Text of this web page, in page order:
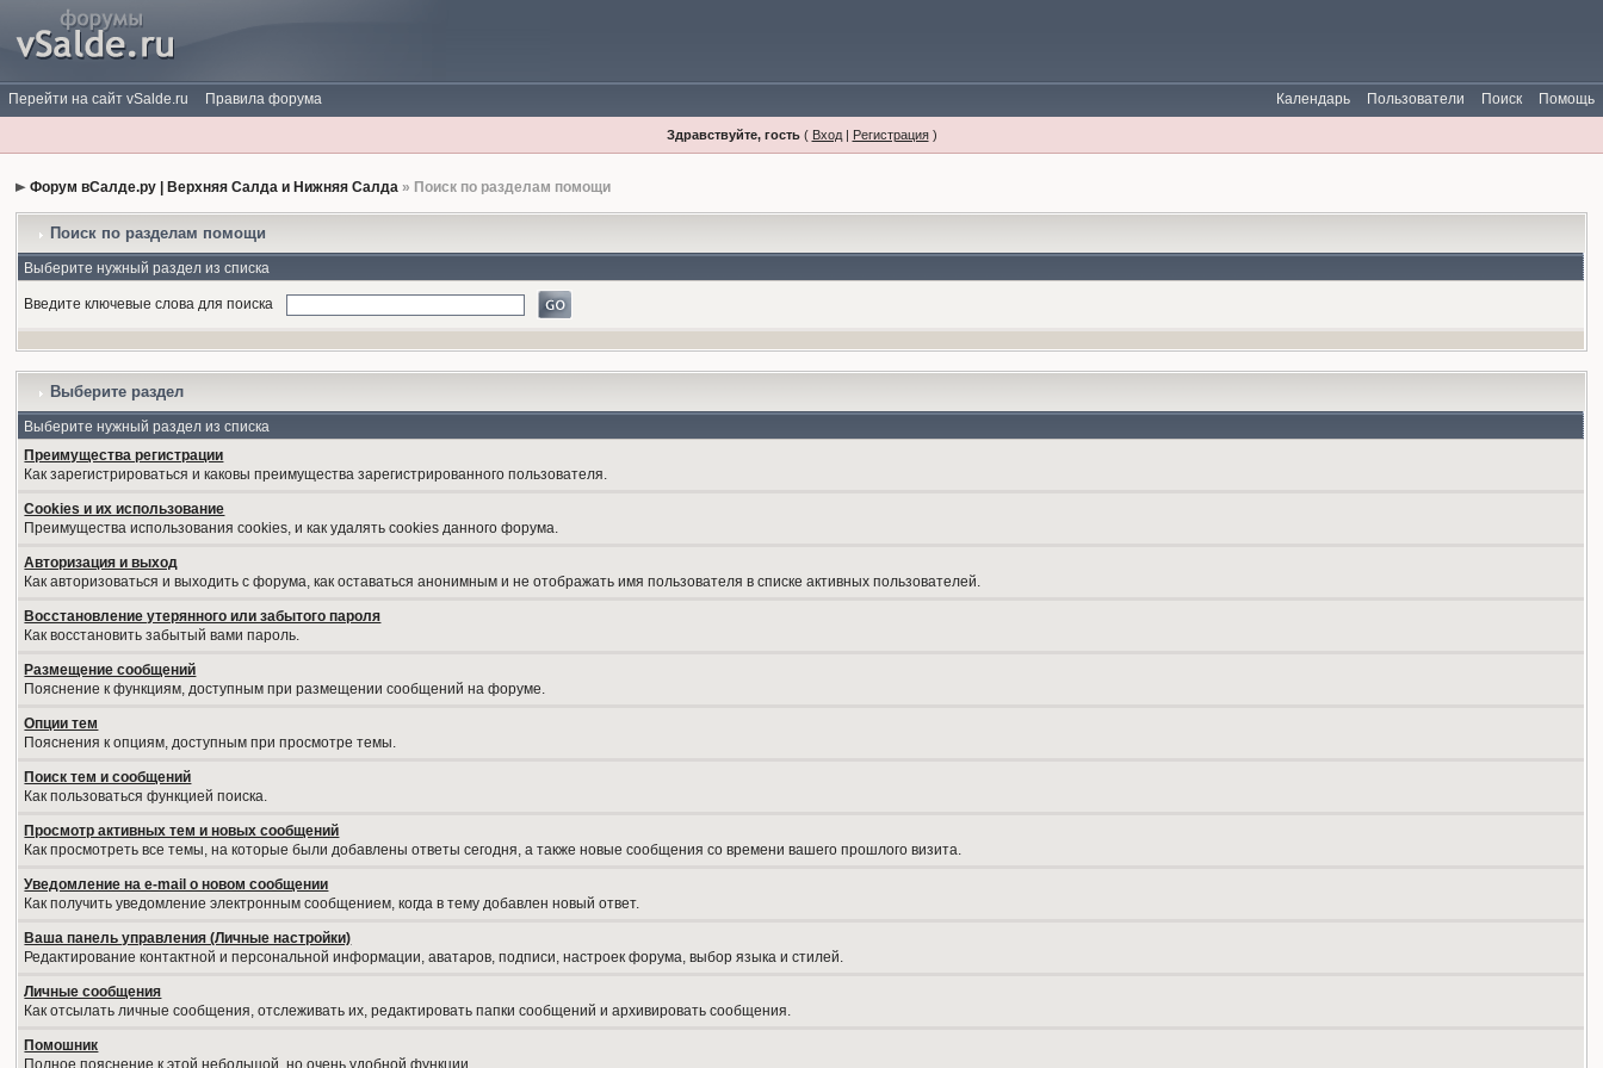
Перейти на сайт vSalde.ru Правила форума Помощь
Поиск
Пользователи
Календарь
Здравствуйте, гость( Вход| Регистрация)
Форум вСалде.ру | Верхняя Салда и Нижняя Салда » Поиск по разделам помощи
Поиск по разделам помощи
Выберите нужный раздел из списка
Введите ключевые слова для поиска
Выберите раздел
Выберите нужный раздел из списка
Преимущества регистрации
Как зарегистрироваться и каковы преимущества зарегистрированного пользователя.
Cookies и их использование
Преимущества использования cookies, и как удалять cookies данного форума.
Авторизация и выход
Как авторизоваться и выходить с форума, как оставаться анонимным и не отображать имя пользователя в списке активных пользователей.
Восстановление утерянного или забытого пароля
Как восстановить забытый вами пароль.
Размещение сообщений
Пояснение к функциям, доступным при размещении сообщений на форуме.
Опции тем
Пояснения к опциям, доступным при просмотре темы.
Поиск тем и сообщений
Как пользоваться функцией поиска.
Просмотр активных тем и новых сообщений
Как просмотреть все темы, на которые были добавлены ответы сегодня, а также новые сообщения со времени вашего прошлого визита.
Уведомление на е-mail о новом сообщении
Как получить уведомление электронным сообщением, когда в тему добавлен новый ответ.
Ваша панель управления (Личные настройки)
Редактирование контактной и персональной информации, аватаров, подписи, настроек форума, выбор языка и стилей.
Личные сообщения
Как отсылать личные сообщения, отслеживать их, редактировать папки сообщений и архивировать сообщения.
Помошник
Полное пояснение к этой небольшой, но очень удобной функции